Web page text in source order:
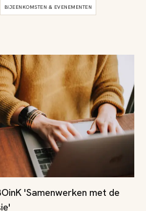
BIJEENKOMSTEN & EVENEMENTEN
'Samenwerken met de